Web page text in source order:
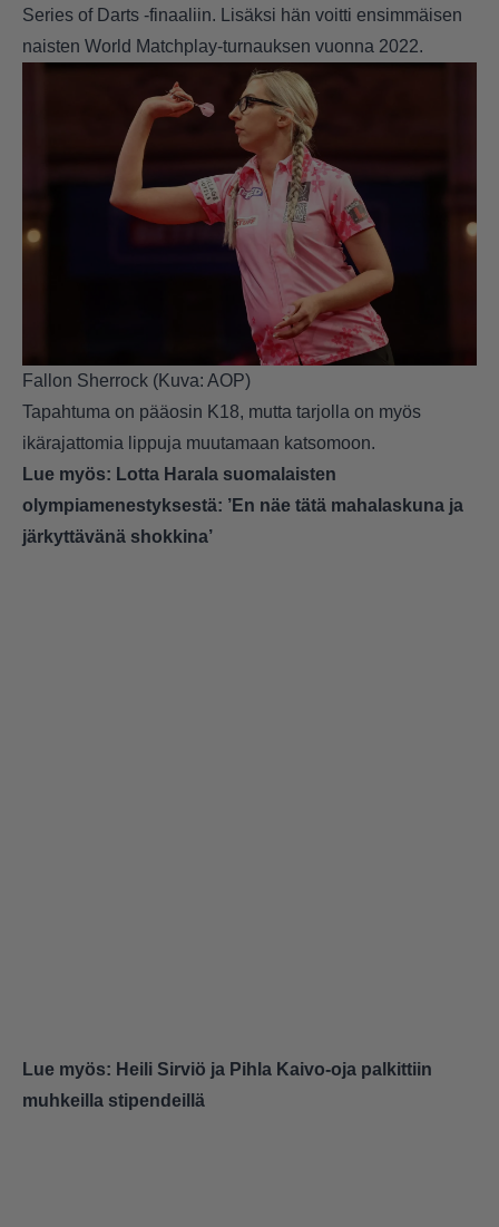
Series of Darts -finaaliin. Lisäksi hän voitti ensimmäisen
naisten World Matchplay-turnauksen vuonna 2022.
Fallon Sherrock (Kuva: AOP)
Tapahtuma on pääosin K18, mutta tarjolla on myös
ikärajattomia lippuja muutamaan katsomoon.
Lue myös: Lotta Harala suomalaisten
olympiamenestyksestä: ’En näe tätä mahalaskuna ja
järkyttävänä shokkina’
Lue myös: Heili Sirviö ja Pihla Kaivo-oja palkittiin
muhkeilla stipendeillä